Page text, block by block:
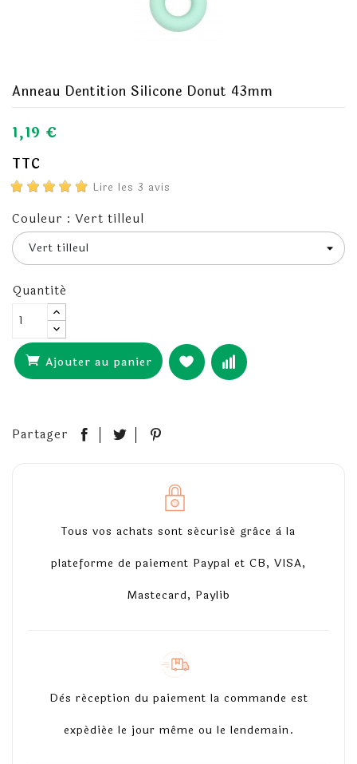
Anneau Dentition Silicone Donut 43mm
1,19 €
TTC
Lire les 3 avis
Couleur : Vert tilleul
Quantité
Ajouter au panier
Partager
Tous vos achats sont sécurisé grâce à la
plateforme de paiement Paypal et CB, VISA,
Mastecard, Paylib
Dès réception du paiement la commande est
expédiée le jour même ou le lendemain.